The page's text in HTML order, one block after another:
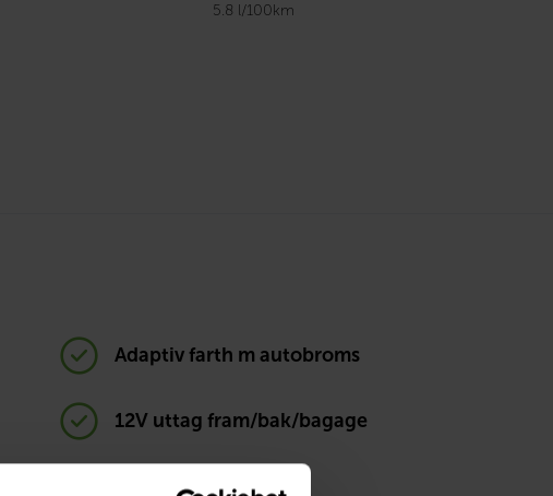
5.8 l/100km
Adaptiv farth m autobroms
12V uttag fram/bak/bagage